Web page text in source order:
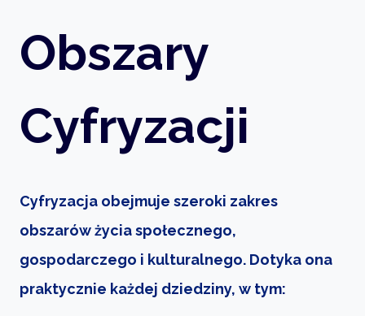
Obszary
Cyfryzacji
Cyfryzacja obejmuje szeroki zakres
obszarów życia społecznego,
gospodarczego i kulturalnego. Dotyka ona
praktycznie każdej dziedziny, w tym: